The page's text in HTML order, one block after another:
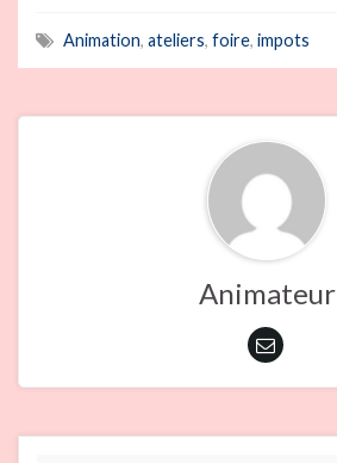
Animation, ateliers, foire, impots
Animateur